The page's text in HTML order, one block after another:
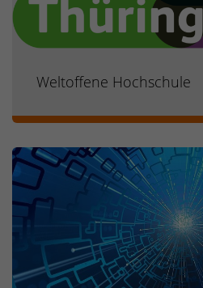
Weltoffene Hochschule